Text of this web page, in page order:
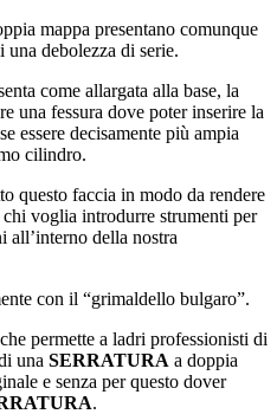
mappa presentano comunque
debolezza di serie.
come allargata alla base, la
una fessura dove poter inserire la
essere decisamente più ampia
cilindro.
questo faccia in modo da rendere
voglia introdurre strumenti per
all’interno della nostra
con il “grimaldello bulgaro”.
permette a ladri professionisti di
una SERRATURA a doppia
e senza per questo dover
.